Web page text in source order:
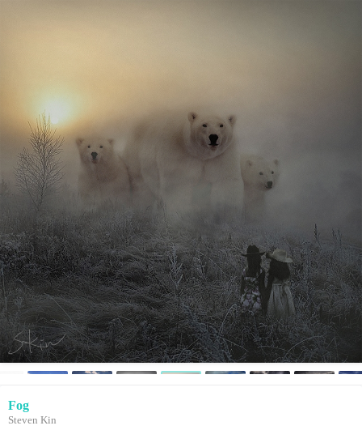
Fog
Steven Kin